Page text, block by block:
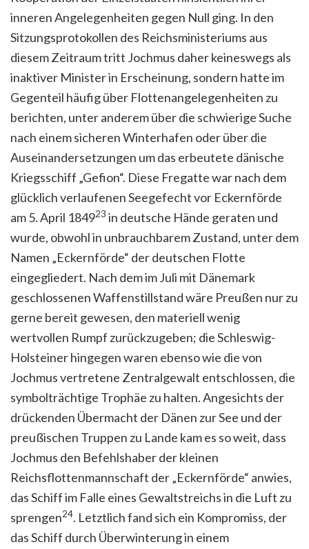
inneren Angelegenheiten gegen Null ging. In den
Sitzungsprotokollen des Reichsministeriums aus
diesem Zeitraum tritt Jochmus daher keineswegs als
inaktiver Minister in Erscheinung, sondern hatte im
Gegenteil häufig über Flottenangelegenheiten zu
berichten, unter anderem über die schwierige Suche
nach einem sicheren Winterhafen oder über die
Auseinandersetzungen um das erbeutete dänische
Kriegsschiff „Gefion“. Diese Fregatte war nach dem
glücklich verlaufenen Seegefecht vor Eckernförde
am 5. April 184923 in deutsche Hände geraten und
wurde, obwohl in unbrauchbarem Zustand, unter dem
Namen „Eckernförde“ der deutschen Flotte
eingegliedert. Nach dem im Juli mit Dänemark
geschlossenen Waffenstillstand wäre Preußen nur zu
gerne bereit gewesen, den materiell wenig
wertvollen Rumpf zurückzugeben; die Schleswig-
Holsteiner hingegen waren ebenso wie die von
Jochmus vertretene Zentralgewalt entschlossen, die
symbolträchtige Trophäe zu halten. Angesichts der
drückenden Übermacht der Dänen zur See und der
preußischen Truppen zu Lande kam es so weit, dass
Jochmus den Befehlshaber der kleinen
Reichsflottenmannschaft der „Eckernförde“ anwies,
das Schiff im Falle eines Gewaltstreichs in die Luft zu
sprengen24. Letztlich fand sich ein Kompromiss, der
das Schiff durch Überwinterung in einem